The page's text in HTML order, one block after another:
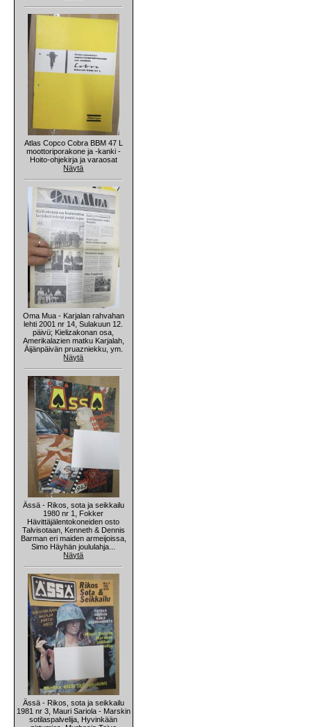
Atlas Copco Cobra BBM 47 L
moottoriporakone ja -kanki -
Hoito-ohjekirja ja varaosat
Näytä
Oma Mua - Karjalan rahvahan
lehti 2001 nr 14, Sulakuun 12.
päivü; Kielizakonan osa,
Amerikalazien matku Karjalah,
Äijänpäivän pruazniekku, ym.
Näytä
Ässä - Rikos, sota ja seikkailu
1980 nr 1, Fokker
Hävittäjälentokoneiden osto
Talvisotaan, Kenneth & Dennis
Barman eri maiden armeijoissa,
Simo Häyhän joululahja...
Näytä
Ässä - Rikos, sota ja seikkailu
1981 nr 3, Mauri Sariola - Marskin
sotilaspalvelija, Hyvinkään